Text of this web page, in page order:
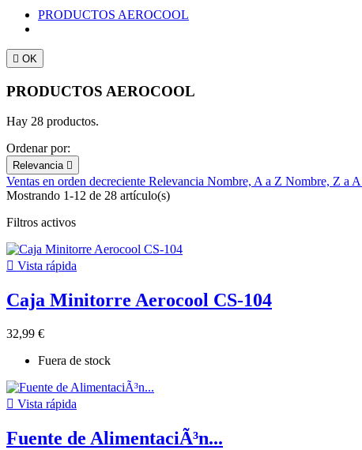
PRODUCTOS AEROCOOL
 OK
PRODUCTOS AEROCOOL
Hay 28 productos.
Ordenar por:
Relevancia 
Ventas en orden decreciente Relevancia Nombre, A a Z Nombre, Z a A
Mostrando 1-12 de 28 artículo(s)
Filtros activos
 Vista rápida
Caja Minitorre Aerocool CS-104
32,99 €
Fuera de stock
 Vista rápida
Fuente de AlimentaciÃ³n...